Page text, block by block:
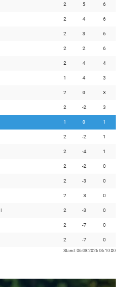
2 5 6
2 4 6
2 3 6
2 2 6
2 4 4
1 4 3
2 0 3
2 -2 3
1 0 1
2 -2 1
2 -4 1
2 -2 0
2 -3 0
2 -3 0
2 -3 0
2 -7 0
2 -7 0
Stand: 06.08.2026 06:10:00